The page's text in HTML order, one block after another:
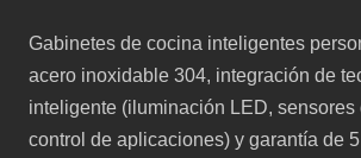
Gabinetes de cocina inteligentes
acero inoxidable 304, integración de
inteligente (iluminación LED, sensores
control de aplicaciones) y garantía de